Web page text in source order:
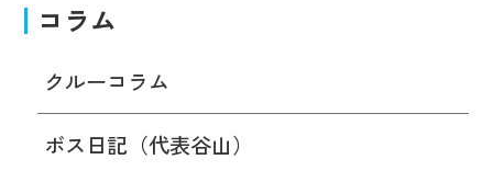
コラム
クルーコラム
ボス日記（代表谷山）